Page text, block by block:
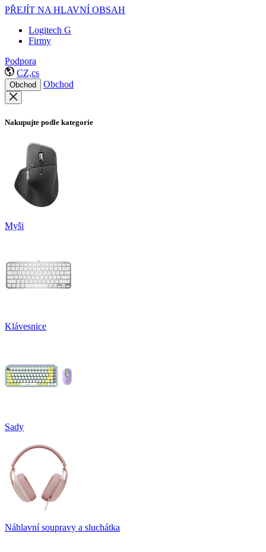
PŘEJÍT NA HLAVNÍ OBSAH
Logitech G
Firmy
Podpora
CZ,cs
Obchod Obchod
Nakupujte podle kategorie
Myši
Klávesnice
Sady
Náhlavní soupravy a sluchátka